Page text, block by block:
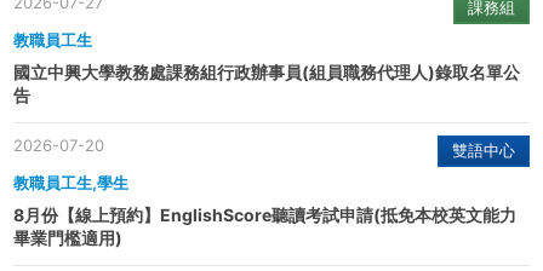
課務組
教職員工生
國立中興大學教務處課務組行政辦事員(組員職務代理人)錄取名單公
告
雙語中心
教職員工生,學生
2026-07-20
8月份【線上預約】EnglishScore聽讀考試申請(抵免本校英文能力
畢業門檻適用)